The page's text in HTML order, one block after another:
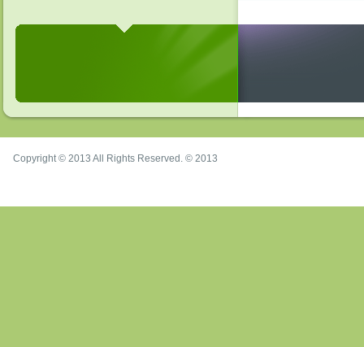
Copyright © 2013 All Rights Reserved. © 2013